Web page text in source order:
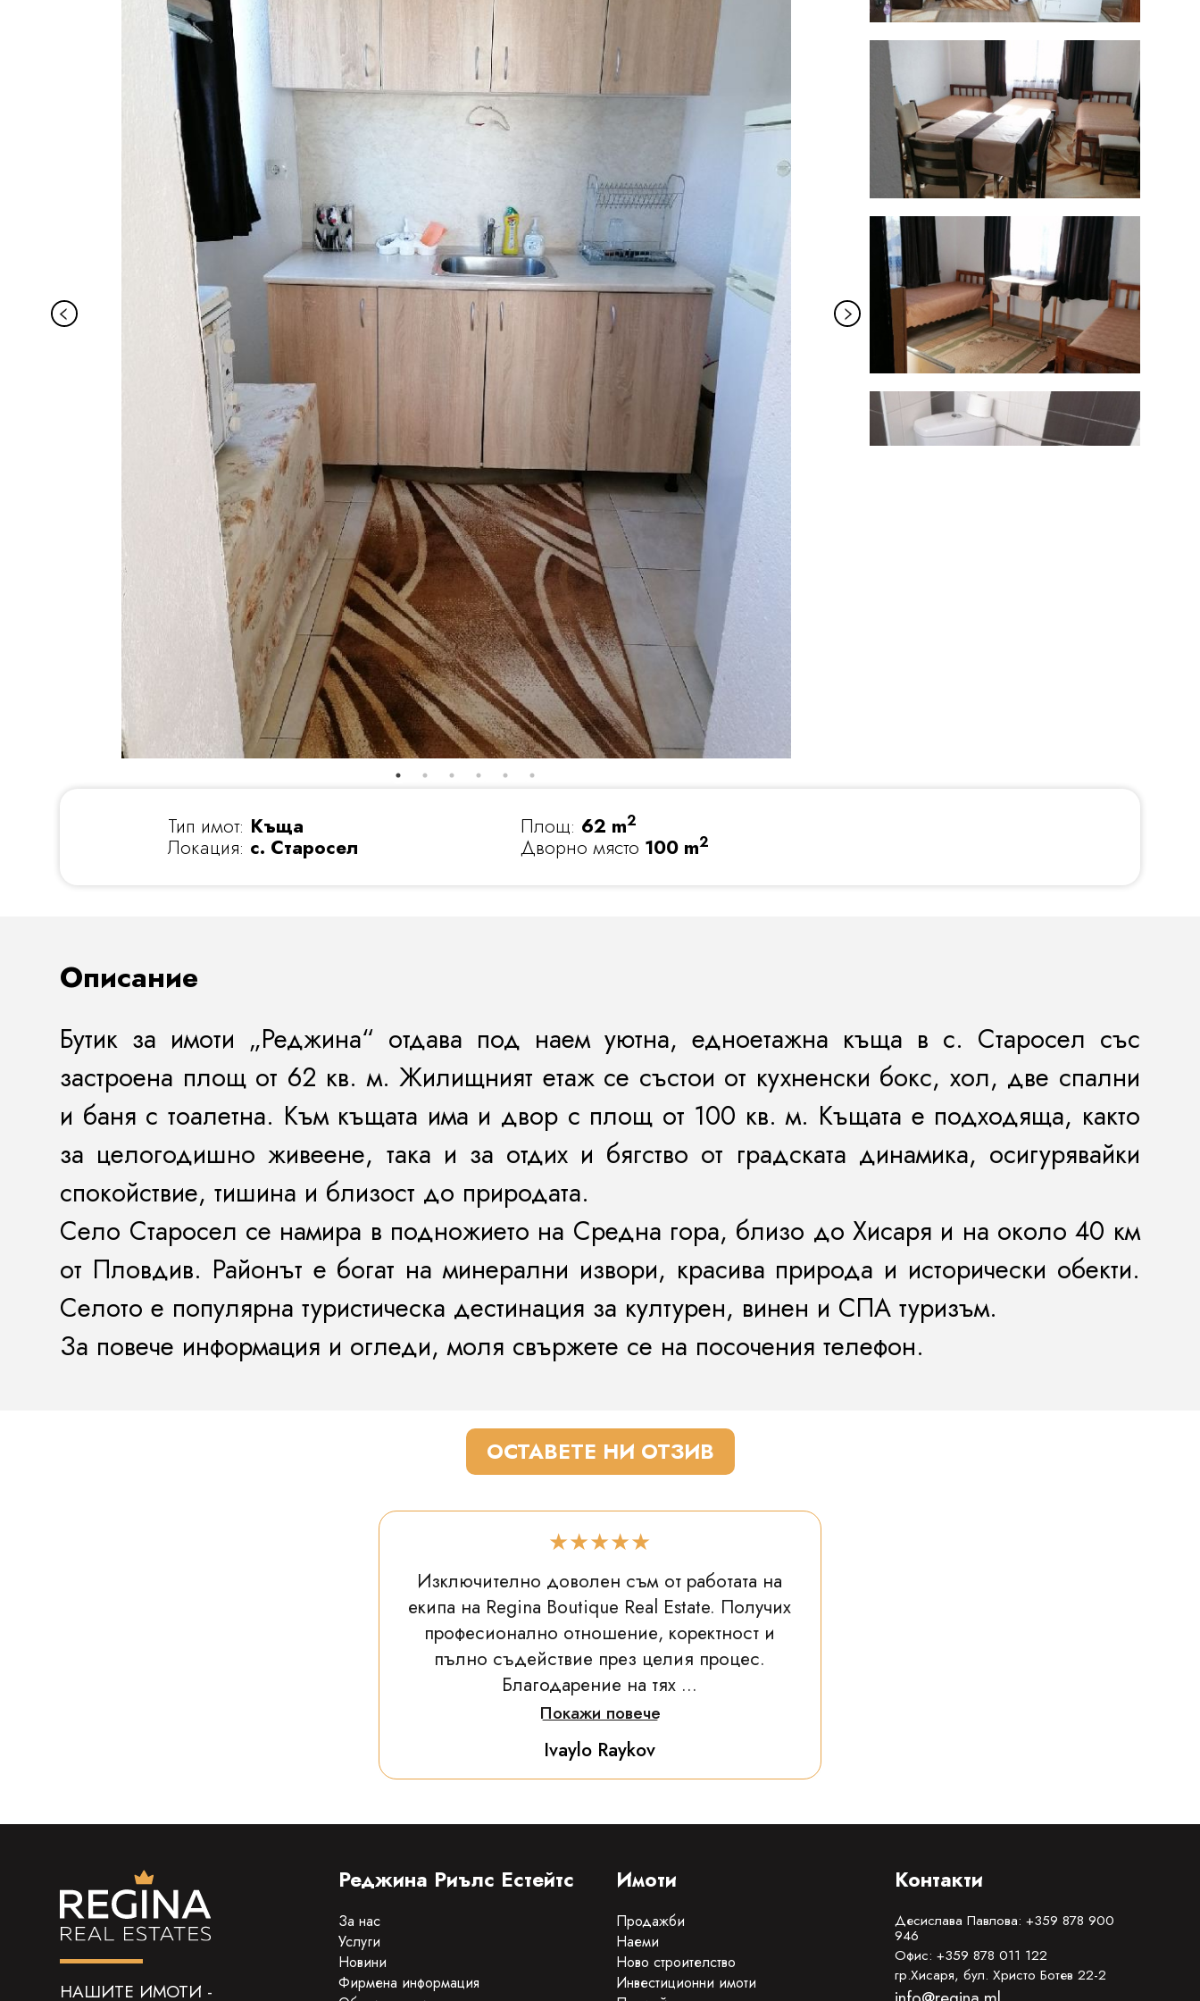
Тип имот: Къща
Локация: с. Старосел
Площ: 62 m2
Дворно място 100 m2
Описание
Бутик за имоти „Реджина“ отдава под наем уютна, едноетажна къща в с. Старосел със
застроена площ от 62 кв. м. Жилищният етаж се състои от кухненски бокс, хол, две спални
и баня с тоалетна. Към къщата има и двор с площ от 100 кв. м. Къщата е подходяща, както
за целогодишно живеене, така и за отдих и бягство от градската динамика, осигурявайки
спокойствие, тишина и близост до природата.
Село Старосел се намира в подножието на Средна гора, близо до Хисаря и на около 40 км
от Пловдив. Районът е богат на минерални извори, красива природа и исторически обекти.
Селото е популярна туристическа дестинация за културен, винен и СПА туризъм.
За повече информация и огледи, моля свържете се на посочения телефон.
ОСТАВЕТЕ НИ ОТЗИВ
★★★★★
Изключително доволен съм от работата на
екипа на Regina Boutique Real Estate. Получих
професионално отношение, коректност и
пълно съдействие през целия процес.
Благодарение на тях ...
Покажи повече
Ivaylo Raykov
НАШИТЕ ИМОТИ -
Реджина Риълс Естейтс
За нас
Услуги
Новини
Фирмена информация
Имоти
Продажби
Наеми
Ново строителство
Инвестиционни имоти
Контакти
Десислава Павлова: +359 878 900
946
Офис: +359 878 011 122
гр.Хисаря, бул. Христо Ботев 22-2